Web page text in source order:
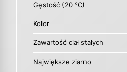
Gęstość (20 °C)
Kolor
Zawartość ciał stałych
Największe ziarno